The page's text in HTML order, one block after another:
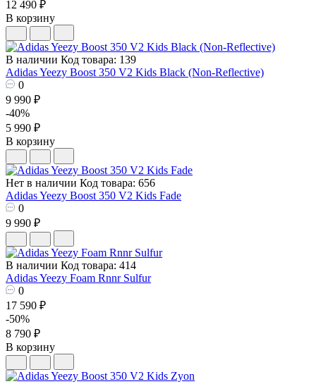
12 490 ₽
В корзину
В наличии Код товара: 139
Adidas Yeezy Boost 350 V2 Kids Black (Non-Reflective)
0
9 990 ₽
-40%
5 990 ₽
В корзину
Нет в наличии Код товара: 656
Adidas Yeezy Boost 350 V2 Kids Fade
0
9 990 ₽
В наличии Код товара: 414
Adidas Yeezy Foam Rnnr Sulfur
0
17 590 ₽
-50%
8 790 ₽
В корзину